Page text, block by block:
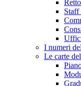
Staff
I numeri
Le carte